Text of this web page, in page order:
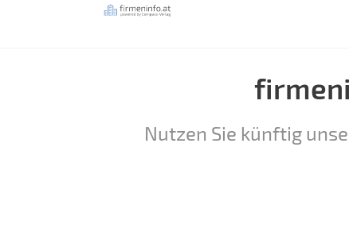
Nutzen Sie künftig